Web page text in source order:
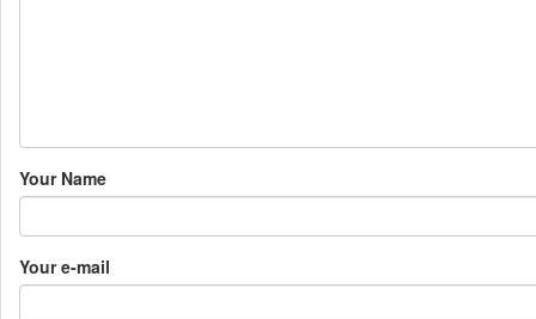
Your Name
Your e-mail